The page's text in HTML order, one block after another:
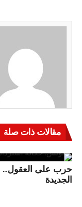
مقالات ذات صلة
حرب على العقول..
الجديدة